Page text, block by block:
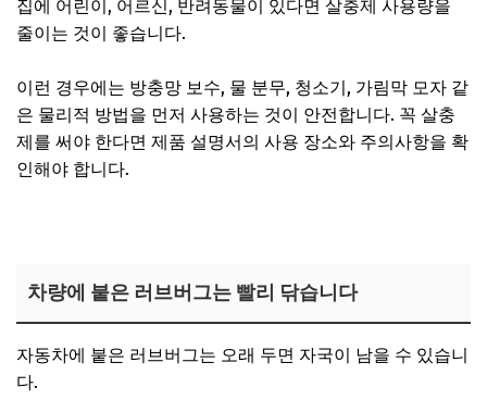
집에 어린이, 어르신, 반려동물이 있다면 살충제 사용량을
줄이는 것이 좋습니다.
이런 경우에는 방충망 보수, 물 분무, 청소기, 가림막 모자 같
은 물리적 방법을 먼저 사용하는 것이 안전합니다. 꼭 살충
제를 써야 한다면 제품 설명서의 사용 장소와 주의사항을 확
인해야 합니다.
차량에 붙은 러브버그는 빨리 닦습니다
자동차에 붙은 러브버그는 오래 두면 자국이 남을 수 있습니
다.